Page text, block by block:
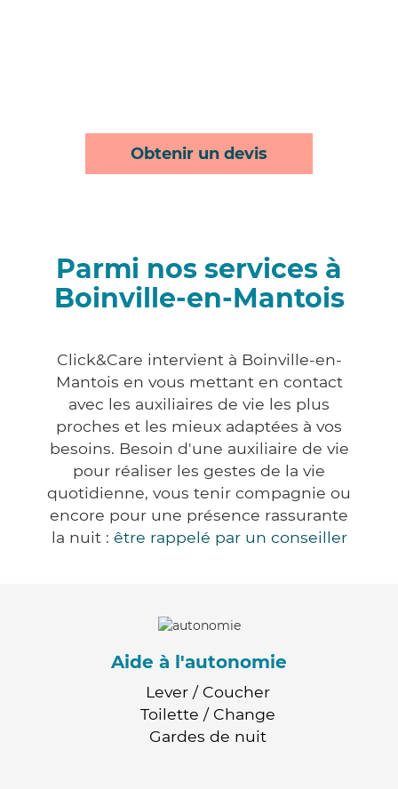
Obtenir un devis
Parmi nos services à
Boinville-en-Mantois
Click&Care intervient à Boinville-en-
Mantois en vous mettant en contact
avec les auxiliaires de vie les plus
proches et les mieux adaptées à vos
besoins. Besoin d'une auxiliaire de vie
pour réaliser les gestes de la vie
quotidienne, vous tenir compagnie ou
encore pour une présence rassurante
la nuit : être rappelé par un conseiller
Aide à l'autonomie
Lever / Coucher
Toilette / Change
Gardes de nuit